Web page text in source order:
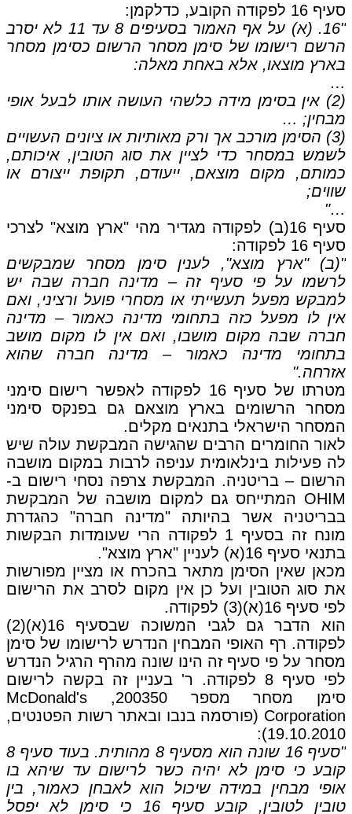
סעיף 16 לפקודה הקובע, כדלקמן:
"16. (א) על אף האמור בסעיפים 8 עד 11 לא יסרב
הרשם רישומו של סימן מסחר הרשום כסימן מסחר
בארץ מוצאו, אלא באחת מאלה:
…
(2) אין בסימן מידה כלשהי העושה אותו לבעל אופי
מבחין; …
(3) הסימן מורכב אך ורק מאותיות או ציונים העשויים
לשמש במסחר כדי לציין את סוג הטובין, איכותם,
כמותם, מקום מוצאם, ייעודם, תקופת ייצורם או
שווים;
…"
סעיף 16(ב) לפקודה מגדיר מהי "ארץ מוצא" לצרכי
סעיף 16 לפקודה:
"(ב) "ארץ מוצא", לענין סימן מסחר שמבקשים
לרשמו על פי סעיף זה – מדינה חברה שבה יש
למבקש מפעל תעשייתי או מסחרי פועל ורציני, ואם
אין לו מפעל כזה בתחומי מדינה כאמור – מדינה
חברה שבה מקום מושבו, ואם אין לו מקום מושב
בתחומי מדינה כאמור – מדינה חברה שהוא
אזרחה."
מטרתו של סעיף 16 לפקודה לאפשר רישום סימני
מסחר הרשומים בארץ מוצאם גם בפנקס סימני
המסחר הישראלי בתנאים מקלים.
לאור החומרים הרבים שהגישה המבקשת עולה שיש
לה פעילות בינלאומית עניפה לרבות במקום מושבה
הרשום – בריטניה. המבקשת צרפה נסחי רישום ב-
OHIM המתייחס גם למקום מושבה של המבקשת
בבריטניה אשר בהיותה "מדינה חברה" כהגדרת
מונח זה בסעיף 1 לפקודה הרי שעומדות הבקשות
בתנאי סעיף 16(א) לעניין "ארץ מוצא".
מכאן שאין הסימן מתאר בהכרח או מציין מפורשות
את סוג הטובין ועל כן אין מקום לסרב את הרישום
לפי סעיף 16(א)(3) לפקודה.
הוא הדבר גם לגבי המשוכה שבסעיף 16(א)(2)
לפקודה. רף האופי המבחין הנדרש לרישומו של סימן
מסחר על פי סעיף זה הינו שונה מהרף הרגיל הנדרש
לפי סעיף 8 לפקודה. ר' בעניין זה בקשה לרישום
סימן מסחר מספר 200350, McDonald's
Corporation (פורסמה בנבו ובאתר רשות הפטנטים,
19.10.2010):
"סעיף 16 שונה הוא מסעיף 8 מהותית. בעוד סעיף 8
קובע כי סימן לא יהיה כשר לרישום עד שיהא בו
אופי מבחין במידה שיכול הוא לאבחן כאמור, בין
טובין לטובין, קובע סעיף 16 כי סימן לא יפסל